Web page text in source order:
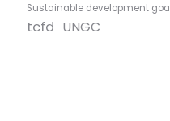
Sustainable development
tcfd UNGC